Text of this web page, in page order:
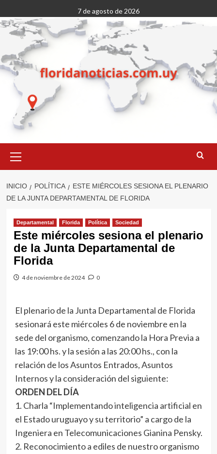
al
contenido
7 de agosto de 2026
primario
INICIO POLÍTICA
ESTE MIÉRCOLES SESIONA EL PLENARIO
DE LA JUNTA DEPARTAMENTAL DE FLORIDA
Departamental Florida Política Sociedad
Este miércoles sesiona el plenario
de la Junta Departamental de
Florida
4 de noviembre de 2024 0
El plenario de la Junta Departamental de Florida
sesionará este miércoles 6 de noviembre en la
sede del organismo, comenzando la Hora Previa a
las 19:00 hs. y la sesión a las 20:00 hs., con la
relación de los Asuntos Entrados, Asuntos
Internos y la consideración del siguiente:
ORDEN DEL DÍA
1. Charla “Implementando inteligencia artificial en
el Estado uruguayo y su territorio” a cargo de la
Ingeniera en Telecomunicaciones Gianina Pensky.
2. Reconocimiento a ediles de nuestro organismo